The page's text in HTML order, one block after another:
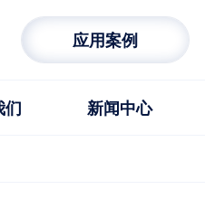
应用案例
们 新闻中心